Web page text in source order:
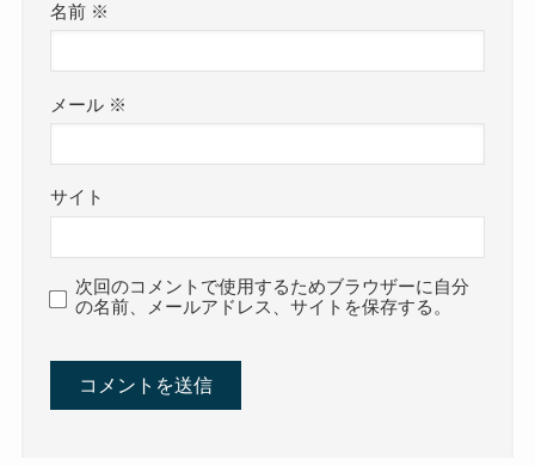
名前 ※
メール ※
サイト
次回のコメントで使用するためブラウザーに自分
の名前、メールアドレス、サイトを保存する。